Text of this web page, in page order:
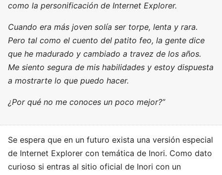
como la personificación de Internet Explorer.
Cuando era más joven solía ser torpe, lenta y rara.
Pero tal como el cuento del patito feo, la gente dice
que he madurado y cambiado a travez de los años.
Me siento segura de mis habilidades y estoy dispuesta
a mostrarte lo que puedo hacer.
¿Por qué no me conoces un poco mejor?”
Se espera que en un futuro exista una versión especial
de Internet Explorer con temática de Inori. Como dato
curioso si entras al sitio oficial de Inori con un